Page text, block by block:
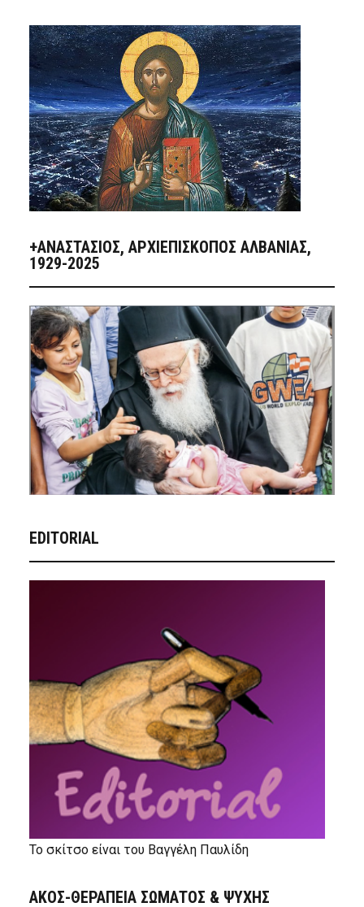
+ΑΝΑΣΤΆΣΙΟΣ, ΑΡΧΙΕΠΊΣΚΟΠΟΣ ΑΛΒΑΝΊΑΣ,
1929-2025
EDITORIAL
Το σκίτσο είναι του Βαγγέλη Παυλίδη
ΑΚΟΣ-ΘΕΡΑΠΕΙΑ ΣΩΜΑΤΟΣ & ΨΥΧΗΣ